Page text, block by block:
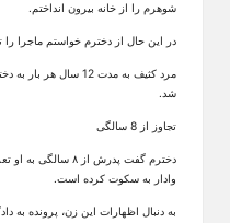
شوهرم را از خانه بیرون انداختم.
در این حال از دخترم خواستم ماجرا را
شد.
تجاوز از 8 سالگی
دخترم گفت پدرش از
وادار به سکوت کرده است.
به دنبال اظهارات این زن، پرونده به